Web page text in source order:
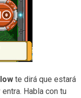
te dirá que estará
Habla con tu